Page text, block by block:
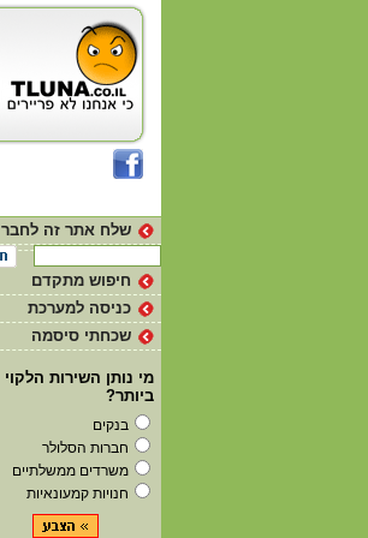
שלח אתר זה לחבר
חיפוש מתקדם
כניסה למערכת
שכחתי סיסמה
מי נותן השירות הלקוי
ביותר?
בנקים
חברות הסלולר
משרדים ממשלתיים
חנויות קמעונאיות